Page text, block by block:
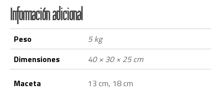
Información adicional
Peso
5 kg
Dimensiones
40 × 30 × 25 cm
Maceta 13 cm, 18 cm